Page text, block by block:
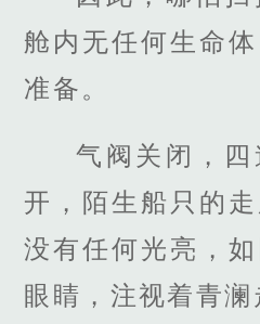
舱内无任何生命
准备。
气阀关闭，
开，陌生船只的走
没有任何光亮，
眼睛，注视着青澜